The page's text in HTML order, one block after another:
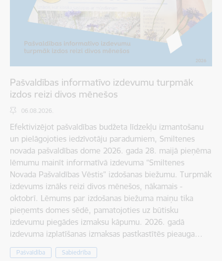
Pašvaldības informatīvo izdevumu turpmāk
izdos reizi divos mēnešos
06.08.2026.
Efektivizējot pašvaldības budžeta līdzekļu izmantošanu
un pielāgojoties iedzīvotāju paradumiem, Smiltenes
novada pašvaldības dome 2026. gada 28. maijā pieņēma
lēmumu mainīt informatīvā izdevuma “Smiltenes
Novada Pašvaldības Vēstis” izdošanas biežumu. Turpmāk
izdevums iznāks reizi divos mēnešos, nākamais -
oktobrī. Lēmums par izdošanas biežuma maiņu tika
pieņemts domes sēdē, pamatojoties uz būtisku
izdevumu piegādes izmaksu kāpumu. 2026. gadā
izdevuma izplatīšanas izmaksas pastkastītēs pieauga…
Pašvaldība Sabiedrība